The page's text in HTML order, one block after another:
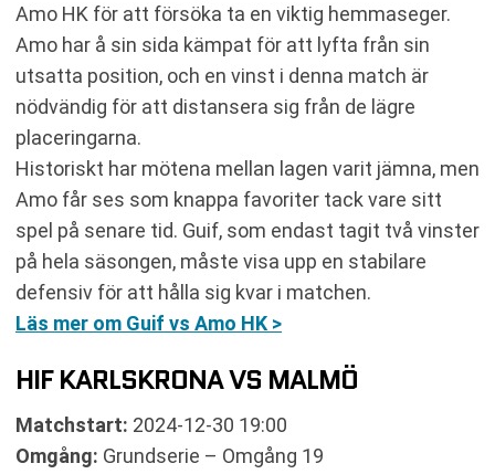
Amo HK för att försöka ta en viktig hemmaseger.
Amo har å sin sida kämpat för att lyfta från sin
utsatta position, och en vinst i denna match är
nödvändig för att distansera sig från de lägre
placeringarna.
Historiskt har mötena mellan lagen varit jämna, men
Amo får ses som knappa favoriter tack vare sitt
spel på senare tid. Guif, som endast tagit två vinster
på hela säsongen, måste visa upp en stabilare
defensiv för att hålla sig kvar i matchen.
Läs mer om Guif vs Amo HK >
HIF KARLSKRONA VS MALMÖ
Matchstart: 2024-12-30 19:00
Omgång: Grundserie – Omgång 19